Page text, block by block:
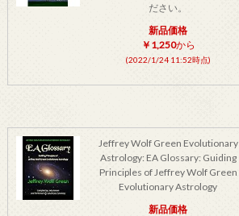
ださい。
新品価格
￥1,250から
(2022/1/24 11:52時点)
Jeffrey Wolf Green Evolutionary
Astrology: EA Glossary: Guiding
Principles of Jeffrey Wolf Green
Evolutionary Astrology
新品価格